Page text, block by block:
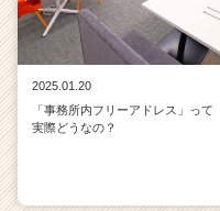
2025.01.20
「事務所内フリーアドレス」って
実際どうなの？